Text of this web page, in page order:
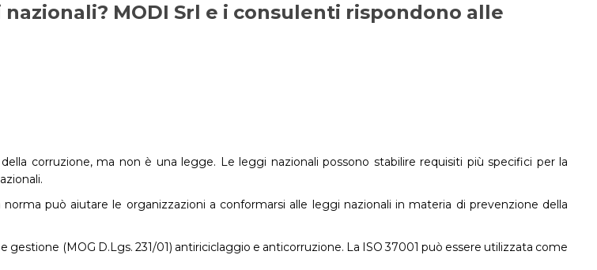
MODI Srl e i consulenti rispondono alle
corruzione, ma non è una legge. Le leggi nazionali possono stabilire requisiti più specifici per la
può aiutare le organizzazioni a conformarsi alle leggi nazionali in materia di prevenzione della
(MOG D.Lgs. 231/01) antiriciclaggio e anticorruzione. La ISO 37001 può essere utilizzata come